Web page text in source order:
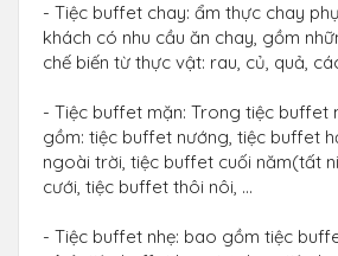
- Tiệc buffet chay: ẩm thực chay
khách có nhu cầu ăn chay, gồm
chế biến từ thực vật: rau, củ, quả,
- Tiệc buffet mặn: Trong tiệc buffet
gồm: tiệc buffet nướng, tiệc buffet
ngoài trời, tiệc buffet cuối năm(tất
cưới, tiệc buffet thôi nôi, …
- Tiệc buffet nhẹ: bao gồm tiệc